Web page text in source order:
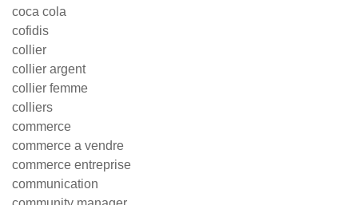
coca cola
cofidis
collier
collier argent
collier femme
colliers
commerce
commerce a vendre
commerce entreprise
communication